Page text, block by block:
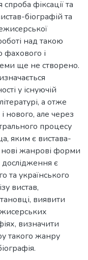
фіксації та
біографій та
над такою
і
ще не створено.
у існуючій
а отже
нового, але через
процесу
яким є вистава-
нові жанрові форми
є
та українського
вистав,
виявити
визначити
такого жанру